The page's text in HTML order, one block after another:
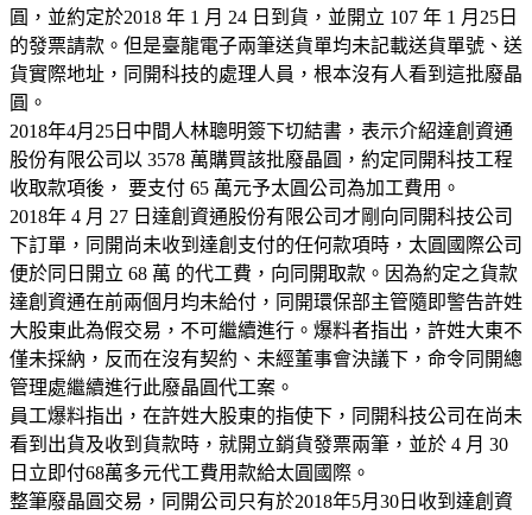
圓，並約定於2018 年 1 月 24 日到貨，並開立 107 年 1 月25日
的發票請款。但是臺龍電子兩筆送貨單均未記載送貨單號、送
貨實際地址，同開科技的處理人員，根本沒有人看到這批廢晶
圓。
2018年4月25日中間人林聰明簽下切結書，表示介紹達創資通
股份有限公司以 3578 萬購買該批廢晶圓，約定同開科技工程
收取款項後， 要支付 65 萬元予太圓公司為加工費用。
2018年 4 月 27 日達創資通股份有限公司才剛向同開科技公司
下訂單，同開尚未收到達創支付的任何款項時，太圓國際公司
便於同日開立 68 萬 的代工費，向同開取款。因為約定之貨款
達創資通在前兩個月均未給付，同開環保部主管隨即警告許姓
大股東此為假交易，不可繼續進行。爆料者指出，許姓大東不
僅未採納，反而在沒有契約、未經董事會決議下，命令同開總
管理處繼續進行此廢晶圓代工案。
員工爆料指出，在許姓大股東的指使下，同開科技公司在尚未
看到出貨及收到貨款時，就開立銷貨發票兩筆，並於 4 月 30
日立即付68萬多元代工費用款給太圓國際。
整筆廢晶圓交易，同開公司只有於2018年5月30日收到達創資